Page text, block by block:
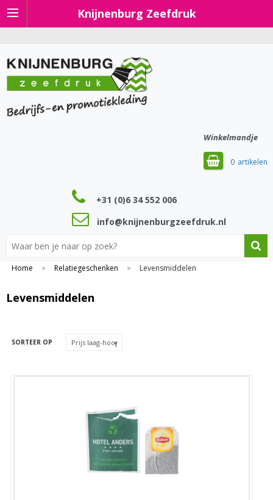
Knijnenburg Zeefdruk
Winkelmandje
0
+31 (0)6 34 552 006
info@knijnenburgzeefdruk.nl
Home > Relatiegeschenken > Levensmiddelen
Levensmiddelen
SORTEER OP